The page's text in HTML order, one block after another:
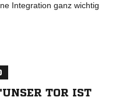
Integration ganz wichtig
TOR IST